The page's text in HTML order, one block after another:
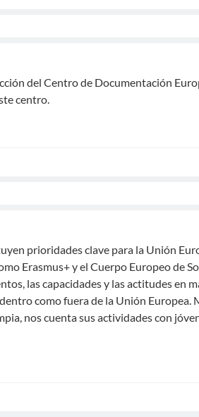
del Centro de Documentación
centro.
prioridades clave para la Unión
Erasmus+ y el Cuerpo Europeo de
las capacidades y las actitudes en
como fuera de la Unión Europea.
nos cuenta sus actividades con